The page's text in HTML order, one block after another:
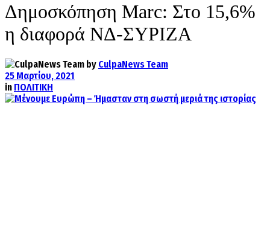
Δημοσκόπηση Marc: Στο 15,6%
η διαφορά ΝΔ-ΣΥΡΙΖΑ
by CulpaNews Team
25 Μαρτίου, 2021
in ΠΟΛΙΤΙΚΗ